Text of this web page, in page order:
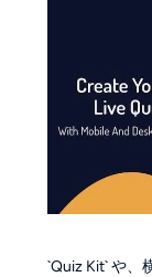
`Quiz Kit` や、